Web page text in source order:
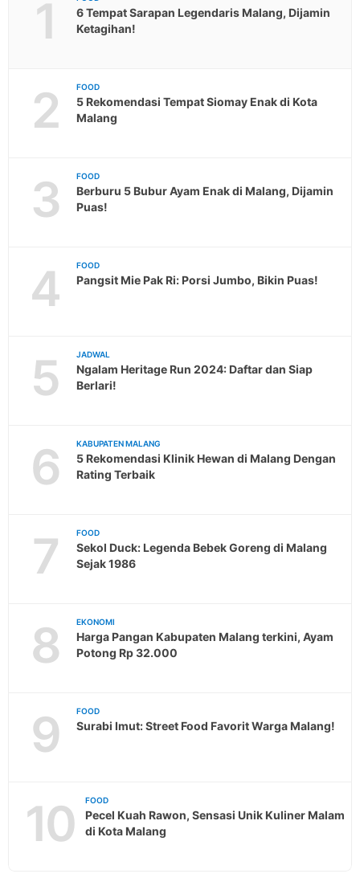
1
6 Tempat Sarapan Legendaris Malang, Dijamin
Ketagihan!
2 FOOD
5 Rekomendasi Tempat Siomay Enak di Kota
Malang
3 FOOD
Berburu 5 Bubur Ayam Enak di Malang, Dijamin
Puas!
4 FOOD
Pangsit Mie Pak Ri: Porsi Jumbo, Bikin Puas!
5 JADWAL
Ngalam Heritage Run 2024: Daftar dan Siap
Berlari!
6 KABUPATEN MALANG
5 Rekomendasi Klinik Hewan di Malang Dengan
Rating Terbaik
7 FOOD
Sekol Duck: Legenda Bebek Goreng di Malang
Sejak 1986
8 EKONOMI
Harga Pangan Kabupaten Malang terkini, Ayam
Potong Rp 32.000
9 FOOD
Surabi Imut: Street Food Favorit Warga Malang!
10 FOOD
Pecel Kuah Rawon, Sensasi Unik Kuliner Malam
di Kota Malang